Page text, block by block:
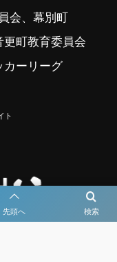
検索
先頭へ
会、幕別町
更町教育委員会
カーリーグ
ト